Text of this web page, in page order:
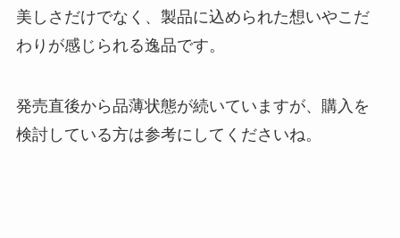
美しさだけでなく、製品に込められた想いやこだ
わりが感じられる逸品です。
発売直後から品薄状態が続いていますが、購入を
検討している方は参考にしてくださいね。